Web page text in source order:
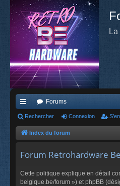
cc
ès
de
Forums
Rechercher Connexion
Index du forum
Forum Retrohardware
Cette politique explique en détail
belgique.be/forum ») et phpBB